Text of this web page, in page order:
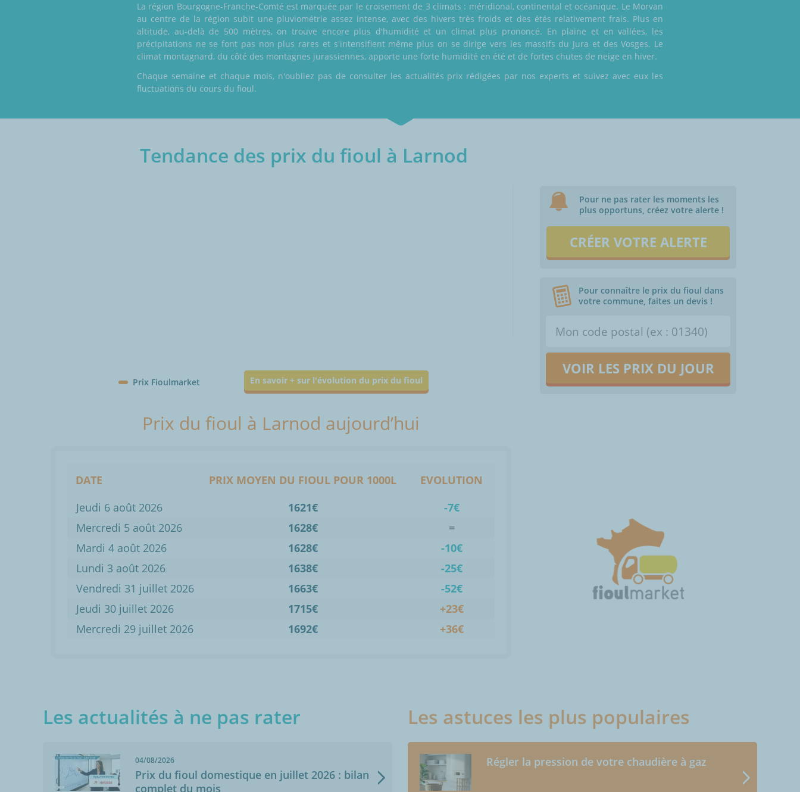
La région Bourgogne-Franche-Comté est marquée par le croisement de 3 climats : méridional, continental et océanique. Le Morvan
au centre de la région subit une pluviométrie assez intense, avec des hivers très froids et des étés relativement frais. Plus en
altitude, au-delà de 500 mètres, on trouve encore plus d'humidité et un climat plus prononcé. En plaine et en vallées, les
précipitations ne se font pas non plus rares et s'intensifient même plus on se dirige vers les massifs du Jura et des Vosges. Le
climat montagnard, du côté des montagnes jurassiennes, apporte une forte humidité en été et de fortes chutes de neige en hiver.
Chaque semaine et chaque mois, n'oubliez pas de consulter les actualités prix rédigées par nos experts et suivez avec eux les
fluctuations du cours du fioul.
Tendance des prix du fioul à Larnod
Prix Fioulmarket En savoir + sur l'évolution du prix du fioul
Pour ne pas rater les moments les
plus opportuns, créez votre alerte !
CRÉER VOTRE ALERTE
Pour connaître le prix du fioul dans
votre commune, faites un devis !
VOIR LES PRIX DU JOUR
Prix du fioul à Larnod aujourd’hui
DATE PRIX MOYEN DU FIOUL POUR 1000L
EVOLUTION
Jeudi 6 août 2026
1621€
-7€
Mercredi 5 août 2026
1628€
=
Mardi 4 août 2026
1628€
-10€
Lundi 3 août 2026
1638€
-25€
Vendredi 31 juillet 2026
1663€
-52€
Jeudi 30 juillet 2026
1715€
+23€
Mercredi 29 juillet 2026
1692€ +36€
Les actualités à ne pas rater
04/08/2026
Prix du fioul domestique en juillet 2026 : bilan
complet du mois
Les astuces les plus populaires
Régler la pression de votre chaudière à gaz